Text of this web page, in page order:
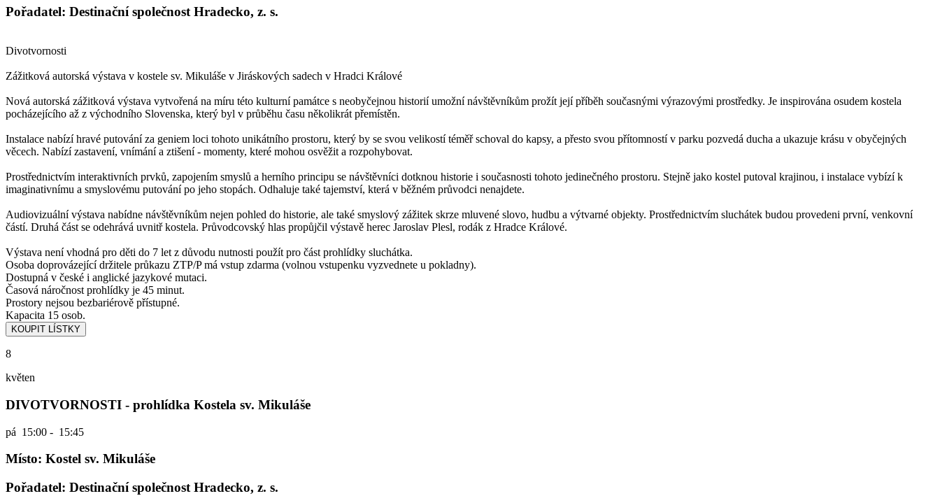
Pořadatel: Destinační společnost Hradecko, z. s.
Divotvornosti
Zážitková autorská výstava v kostele sv. Mikuláše v Jiráskových sadech v Hradci Králové
Nová autorská zážitková výstava vytvořená na míru této kulturní památce s neobyčejnou historií umožní návštěvníkům prožít její příběh současnými výrazovými prostředky. Je inspirována osudem kostela
pocházejícího až z východního Slovenska, který byl v průběhu času několikrát přemístěn.
Instalace nabízí hravé putování za geniem loci tohoto unikátního prostoru, který by se svou velikostí téměř schoval do kapsy, a přesto svou přítomností v parku pozvedá ducha a ukazuje krásu v obyčejných
věcech. Nabízí zastavení, vnímání a ztišení - momenty, které mohou osvěžit a rozpohybovat.
Prostřednictvím interaktivních prvků, zapojením smyslů a herního principu se návštěvníci dotknou historie i současnosti tohoto jedinečného prostoru. Stejně jako kostel putoval krajinou, i instalace vybízí k
imaginativnímu a smyslovému putování po jeho stopách. Odhaluje také tajemství, která v běžném průvodci nenajdete.
Audiovizuální výstava nabídne návštěvníkům nejen pohled do historie, ale také smyslový zážitek skrze mluvené slovo, hudbu a výtvarné objekty. Prostřednictvím sluchátek budou provedeni první, venkovní
částí. Druhá část se odehrává uvnitř kostela. Průvodcovský hlas propůjčil výstavě herec Jaroslav Plesl, rodák z Hradce Králové.
Výstava není vhodná pro děti do 7 let z důvodu nutnosti použít pro část prohlídky sluchátka.
Osoba doprovázející držitele průkazu ZTP/P má vstup zdarma (volnou vstupenku vyzvednete u pokladny).
Dostupná v české i anglické jazykové mutaci.
Časová náročnost prohlídky je 45 minut.
Prostory nejsou bezbariérově přístupné.
Kapacita 15 osob.
8
květen
DIVOTVORNOSTI - prohlídka Kostela sv. Mikuláše
pá 15:00 - 15:45
Místo: Kostel sv. Mikuláše
Pořadatel: Destinační společnost Hradecko, z. s.